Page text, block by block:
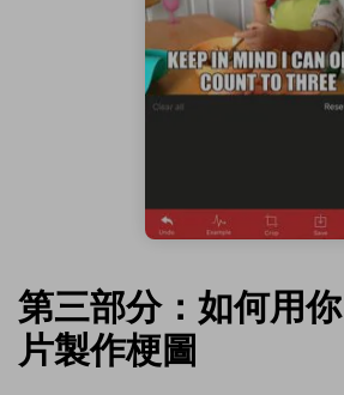
第三部分：如何用
片製作梗圖